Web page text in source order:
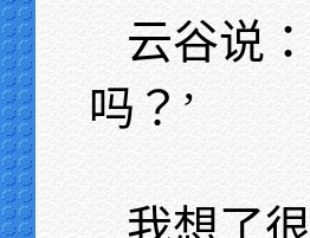
云谷说
吗？’